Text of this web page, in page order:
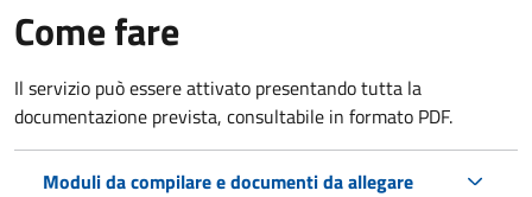
Come fare
Il servizio può essere attivato presentando tutta la
documentazione prevista, consultabile in formato PDF.
Moduli da compilare e documenti da allegare